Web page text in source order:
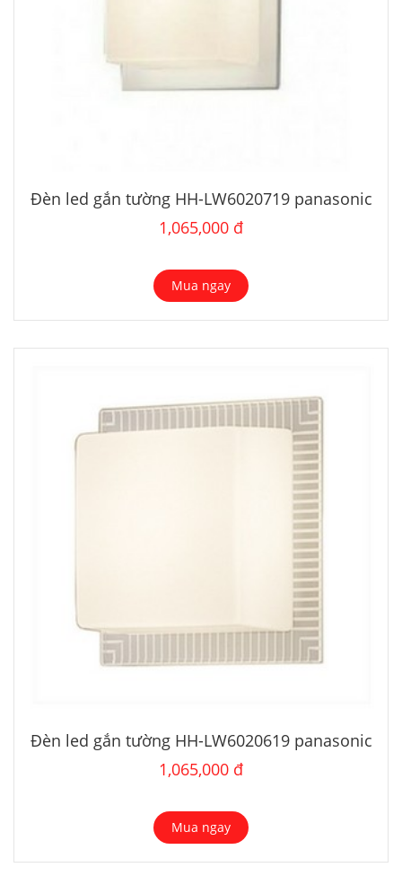
Đèn led gắn tường HH-LW6020719 panasonic
1,065,000 đ
Mua ngay
Đèn led gắn tường HH-LW6020619 panasonic
1,065,000 đ
Mua ngay